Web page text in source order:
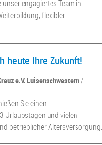
engagiertes Team in
flexibler
heute Ihre Zukunft!
e.V. Luisenschwestern/
Sie einen
Urlaubstagen und vielen
betrieblicher Altersversorgung.